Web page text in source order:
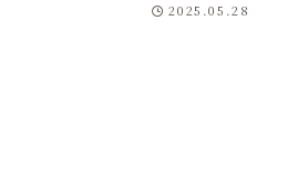
2025.05.28